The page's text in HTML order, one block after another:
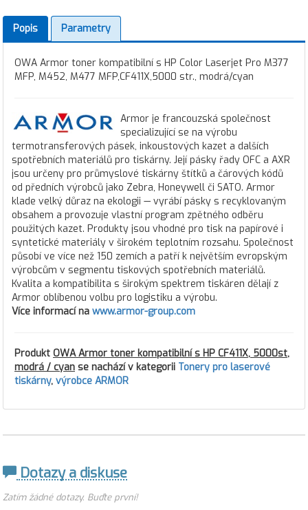
Popis Parametry
OWA Armor toner kompatibilní s HP Color Laserjet Pro M377
MFP, M452, M477 MFP,CF411X,5000 str., modrá/cyan
Armor je francouzská společnost
specializující se na výrobu
termotransferových pásek, inkoustových kazet a dalších
spotřebních materiálů pro tiskárny. Její pásky řady OFC a AXR
jsou určeny pro průmyslové tiskárny štítků a čárových kódů
od předních výrobců jako Zebra, Honeywell či SATO. Armor
klade velký důraz na ekologii — vyrábí pásky s recyklovaným
obsahem a provozuje vlastní program zpětného odběru
použitých kazet. Produkty jsou vhodné pro tisk na papírové i
syntetické materiály v širokém teplotním rozsahu. Společnost
působí ve více než 150 zemích a patří k největším evropským
výrobcům v segmentu tiskových spotřebních materiálů.
Kvalita a kompatibilita s širokým spektrem tiskáren dělají z
Armor oblíbenou volbu pro logistiku a výrobu.
Více informací na www.armor-group.com
Produkt OWA Armor toner kompatibilní s HP CF411X, 5000st,
modrá / cyan se nachází v kategorii Tonery pro laserové
tiskárny, výrobce ARMOR
Dotazy a diskuse
Zatím žádné dotazy. Buďte první!